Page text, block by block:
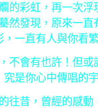
彩虹，再一次浮
然發現，原來一直
，一直有人與你看
會有也許！但或
究是你心中傳唱的宇
昔，曾經的感動